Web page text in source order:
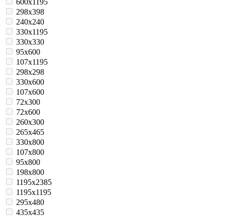
298x398
240x240
330x1195
330x330
95x600
107x1195
298x298
330x600
107x600
72x300
72x600
260x300
265x465
330x800
107x800
95x800
198x800
1195x2385
1195x1195
295x480
435х435